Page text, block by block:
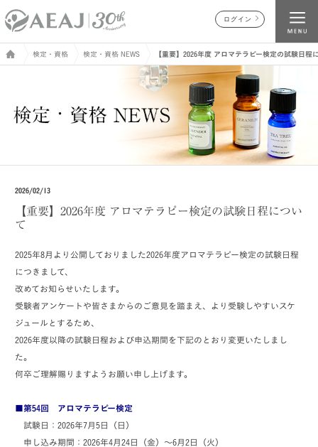
ログイン
検定・資格 検定・資格 NEWS 【重要】2026年度 アロマテラピー検定の試験日程
2026/02/13
【重要】2026年度 アロマテラピー検定の試験日程につい
て
2025年8月より公開しておりました2026年度アロマテラピー検定の試験日程
につきまして、
改めてお知らせいたします。
受験者アンケートや皆さまからのご意見を踏まえ、より受験しやすいスケ
ジュールとするため、
2026年度以降の試験日程および申込期間を下記のとおり変更いたしまし
た。
何卒ご理解賜りますようお願い申し上げます。
■第54回 アロマテラピー検定
試験日：2026年7月5日（日）
申し込み期間：2026年4月24日（金）～6月2日（火）